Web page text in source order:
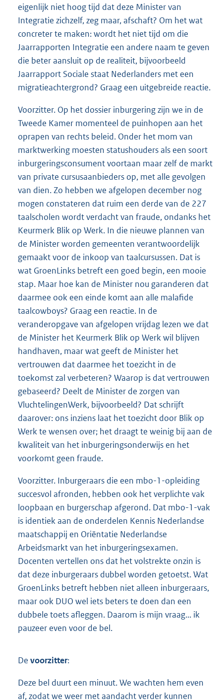
eigenlijk niet hoog tijd dat deze Minister van
Integratie zichzelf, zeg maar, afschaft? Om het wat
concreter te maken: wordt het niet tijd om die
Jaarrapporten Integratie een andere naam te geven
die beter aansluit op de realiteit, bijvoorbeeld
Jaarrapport Sociale staat Nederlanders met een
migratieachtergrond? Graag een uitgebreide reactie.
Voorzitter. Op het dossier inburgering zijn we in de
Tweede Kamer momenteel de puinhopen aan het
oprapen van rechts beleid. Onder het mom van
marktwerking moesten statushouders als een soort
inburgeringsconsument voortaan maar zelf de markt
van private cursusaanbieders op, met alle gevolgen
van dien. Zo hebben we afgelopen december nog
mogen constateren dat ruim een derde van de 227
taalscholen wordt verdacht van fraude, ondanks het
Keurmerk Blik op Werk. In die nieuwe plannen van
de Minister worden gemeenten verantwoordelijk
gemaakt voor de inkoop van taalcursussen. Dat is
wat GroenLinks betreft een goed begin, een mooie
stap. Maar hoe kan de Minister nou garanderen dat
daarmee ook een einde komt aan alle malafide
taalcowboys? Graag een reactie. In de
veranderopgave van afgelopen vrijdag lezen we dat
de Minister het Keurmerk Blik op Werk wil blijven
handhaven, maar wat geeft de Minister het
vertrouwen dat daarmee het toezicht in de
toekomst zal verbeteren? Waarop is dat vertrouwen
gebaseerd? Deelt de Minister de zorgen van
VluchtelingenWerk, bijvoorbeeld? Dat schrijft
daarover: ons inziens laat het toezicht door Blik op
Werk te wensen over; het draagt te weinig bij aan de
kwaliteit van het inburgeringsonderwijs en het
voorkomt geen fraude.
Voorzitter. Inburgeraars die een mbo-1-opleiding
succesvol afronden, hebben ook het verplichte vak
loopbaan en burgerschap afgerond. Dat mbo-1-vak
is identiek aan de onderdelen Kennis Nederlandse
maatschappij en Oriëntatie Nederlandse
Arbeidsmarkt van het inburgeringsexamen.
Docenten vertellen ons dat het volstrekte onzin is
dat deze inburgeraars dubbel worden getoetst. Wat
GroenLinks betreft hebben niet alleen inburgeraars,
maar ook DUO wel iets beters te doen dan een
dubbele toets afleggen. Daarom is mijn vraag... ik
pauzeer even voor de bel.
De voorzitter:
Deze bel duurt een minuut. We wachten hem even
af, zodat we weer met aandacht verder kunnen